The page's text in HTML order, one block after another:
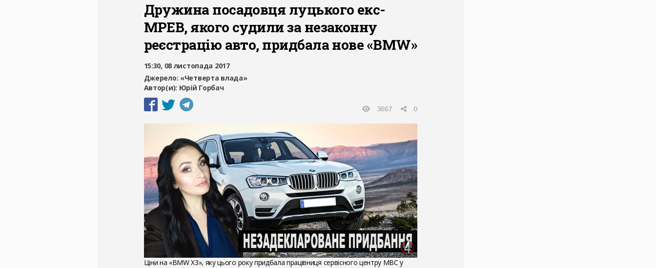
Дружина посадовця луцького екс-
МРЕВ, якого судили за незаконну
реєстрацію авто, придбала нове «BMW»
15:30, 08 листопада 2017
Джерело: «Четверта влада»
Автор(и): Юрій Горбач
3667 0
Ціни на «BMW X3», яку цього року придбала працівниця сервісного центру МВС у